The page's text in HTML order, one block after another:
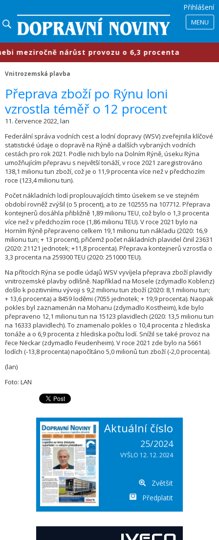
Přihlášení
MENU
nárůst provozu o 6,3 procenta
Vnitrozemská plavba
​Přeprava zboží po Rýnu loni
vzrostla téměř o 12 procent
11. července 2022, lan
Federální správa vodních cest a lodní dopravy (WSV) zveřejnila klíčové
statistické údaje o dopravě na Rýně a dalších vybraných vodních
cestách pro rok 2021. Podle nich bylo na Dolním Rýně, úseku Rýna
umožňujícím přepravu s největší tonáží, v roce 2021 zaregistrováno
138,1 milionu tun zboží, což je o 11,9 procenta více než v předchozím
roce (123,4 milionu tun).
Počet nákladních lodí proplouvajících tímto úsekem se ve stejném
období rovněž zvýšil (o 5 procent), a to ze 102555 na 107712. Přeprava
kontejnerů dosáhla přibližně 1,89 milionu TEU, což bylo o 1,3 procenta
více než v předchozím roce (1,86 milionu TEU). V roce 2021 bylo na
Horním Rýně přepraveno celkem 19,1 milionu tun nákladu (2020: 16,9
milionu tun; + 13 procent), přičemž počet nákladních plavidel činil 23631
(2020: 21121 jednotek; +11,8 procenta). Přeprava kontejnerů vzrostla o
3,3 procenta na 259300 TEU (2020: 251000 TEU).
Na přítocích Rýna se podle údajů WSV vyvíjela přeprava zboží plavidly
vnitrozemské plavby odlišně. Například na Mosele (zdymadlo Koblenz)
došlo k pozitivnímu vývoji s 9,2 milionu tun zboží (2020: 8,1 milionu tun;
+ 13,6 procenta) a 8459 loděmi (7055 jednotek; + 19,9 procenta). Naopak
pokles byl zaznamenán na Mohanu (zdymadlo Kostheim), kde bylo
přepraveno 12,1 milionu tun na 15123 plavidlech (2020: 13,5 milionu tun
na 16333 plavidlech). To znamenalo pokles o 10,4 procenta z hlediska
tonáže a o 6,9 procenta z hlediska počtu lodí. Snížil se také provoz na
řece Neckar (zdymadlo Feudenheim). V roce 2021 zde bylo na 5661
lodích (‑13,8 procenta) napočítáno 5,0 milionů tun zboží (‑2,0 procenta).
(lan)
Foto: LAN
Aktuální číslo
25/2024
VYŠLO 12. 12. 2024
Zvětšit
Předplatit